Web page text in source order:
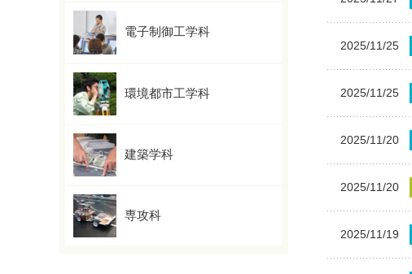
2025/11/25
2025/11/25
2025/11/20
2025/11/20
2025/11/19
電子制御工学科
環境都市工学科
建築学科
専攻科